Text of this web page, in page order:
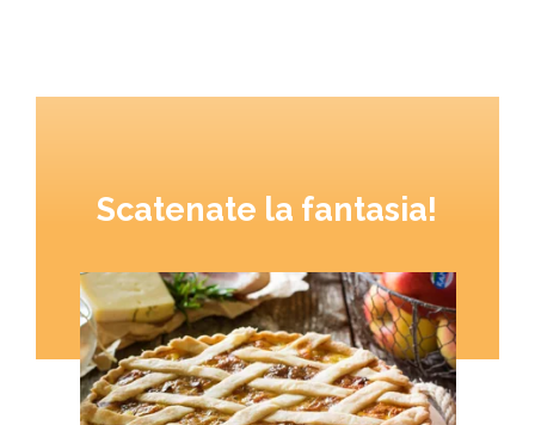
Scatenate la fantasia!